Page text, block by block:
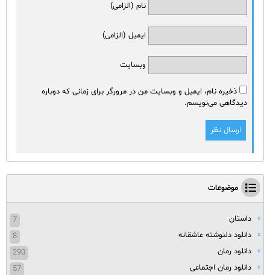
نام (الزامی)
ایمیل (الزامی)
وبسایت
ذخیره نام، ایمیل و وبسایت من در مرورگر برای زمانی که دوباره
دیدگاهی می‌نویسم.
موضوعات
داستان
7
دانلود دلنوشته عاشقانه
8
دانلود رمان
290
دانلود رمان اجتماعی
57